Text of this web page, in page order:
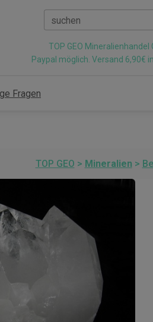
suchen
TOP GEO
Paypal möglich. Versand 6,90€
Fragen
TOP GEO > Mineralien >